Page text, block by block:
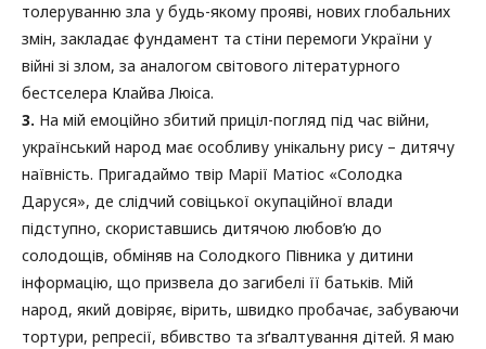
толеруванню зла у будь-якому прояві, нових глобальних
змін, закладає фундамент та стіни перемоги України у
війні зі злом, за аналогом світового літературного
бестселера Клайва Люіса.
3. На мій емоційно збитий приціл-погляд під час війни,
український народ має особливу унікальну рису – дитячу
наївність. Пригадаймо твір Марії Матіос «Солодка
Даруся», де слідчий совіцької окупаційної влади
підступно, скориставшись дитячою любов’ю до
солодощів, обміняв на Солодкого Півника у дитини
інформацію, що призвела до загибелі її батьків. Мій
народ, який довіряє, вірить, швидко пробачає, забуваючи
тортури, репресії, вбивство та зґвалтування дітей. Я маю